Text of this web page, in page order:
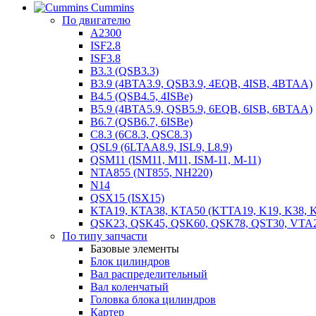
Cummins
По двигателю
A2300
ISF2.8
ISF3.8
B3.3 (QSB3.3)
B3.9 (4BTA3.9, QSB3.9, 4EQB, 4ISB, 4BTAA)
B4.5 (QSB4.5, 4ISBe)
B5.9 (4BTA5.9, QSB5.9, 6EQB, 6ISB, 6BTAA)
B6.7 (QSB6.7, 6ISBe)
C8.3 (6C8.3, QSC8.3)
QSL9 (6LTAA8.9, ISL9, L8.9)
QSM11 (ISM11, M11, ISM-11, M-11)
NTA855 (NT855, NH220)
N14
QSX15 (ISX15)
KTA19, KTA38, KTA50 (KTTA19, K19, K38,
QSK23, QSK45, QSK60, QSK78, QST30,
По типу запчасти
Базовые элементы
Блок цилиндров
Вал распределительный
Вал коленчатый
Головка блока цилиндров
Картер